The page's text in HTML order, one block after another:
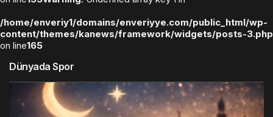
/home/enveriy1/domains/enveriyye.com/public_html/wp-
content/themes/kanews/framework/widgets/posts-3.php
on line165
Dünyada Spor